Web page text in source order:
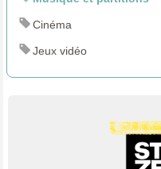
Cinéma
Jeux vidéo